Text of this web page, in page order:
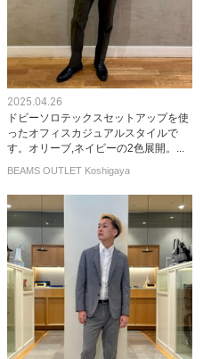
2025.04.26
ドビーソロテックスセットアップを使
ったオフィスカジュアルスタイルで
す。オリーブ,ネイビーの2色展開。...
BEAMS OUTLET Koshigaya